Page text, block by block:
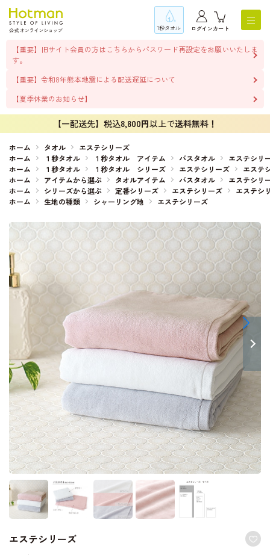
1秒タオル ログインカート
【重要】旧サイト会員の方はこちらからパスワード再設定をお願いいたしま
す。
【重要】令和8年熊本地震による配送遅延について
【夏季休業のお知らせ】
【一配送先】税込8,800円以上で送料無料！
ホーム タオル
エステシリーズ
ホーム
１秒タオル １秒タオル アイテム バスタオル
エステシリ
ホーム
１秒タオル １秒タオル シリーズ エステシリーズ
エステ
ホーム
アイテムから選ぶ タオルアイテム バスタオル
エステシリ
ホーム
シリーズから選ぶ 定番シリーズ エステシリーズ
エステシ
ホーム
生地の種類 シャーリング地 エステシリーズ
エステシリーズ